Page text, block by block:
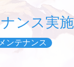
ンス実
メンテナンス